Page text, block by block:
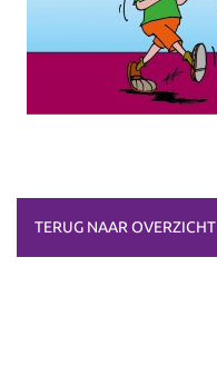
TERUG NAAR OVERZICHT